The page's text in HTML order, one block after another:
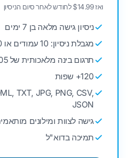
ואז $14.99 לחודש לאחר סיום הניסיון
ניסיון גישה מלאה בן 7 ימים
מגבלת ניסיון: 10 עמודים או 3,000 מילים
תרגום בינה מלאכותית של 0.005 דולר למילה
120+ שפות
TXT, JPG, PNG, CSV,
JSON
גישה לצוות ומילונים
תמיכה בדוא"ל